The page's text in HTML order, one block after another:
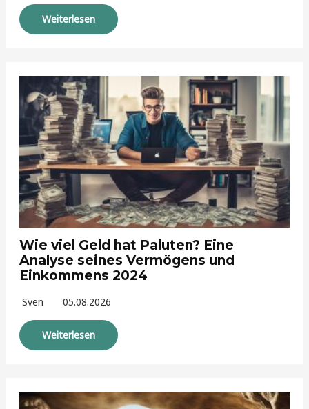
Weiterlesen
Wie viel Geld hat Paluten? Eine
Analyse seines Vermögens und
Einkommens 2024
Sven 05.08.2026
Weiterlesen